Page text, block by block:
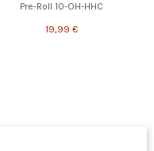
Pre-Roll 10-OH-HHC
19,99 €